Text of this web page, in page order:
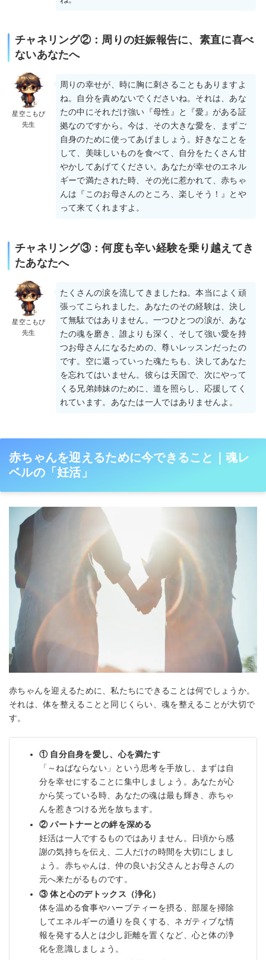
チャネリング②：周りの妊娠報告に、素直に喜べ
ないあなたへ
星空こもぴ
先生
周りの幸せが、時に胸に刺さることもありますよ
ね。自分を責めないでくださいね。それは、あな
たの中にそれだけ強い『母性』と『愛』がある証
拠なのですから。今は、その大きな愛を、まずご
自身のために使ってあげましょう。好きなことを
して、美味しいものを食べて、自分をたくさん甘
やかしてあげてください。あなたが幸せのエネル
ギーで満たされた時、その光に惹かれて、赤ちゃ
んは『このお母さんのところ、楽しそう！』とや
って来てくれますよ。
チャネリング③：何度も辛い経験を乗り越えてき
たあなたへ
星空こもぴ
先生
たくさんの涙を流してきましたね。本当によく頑
張ってこられました。あなたのその経験は、決し
て無駄ではありません。一つひとつの涙が、あな
たの魂を磨き、誰よりも深く、そして強い愛を持
つお母さんになるための、尊いレッスンだったの
です。空に還っていった魂たちも、決してあなた
を忘れてはいません。彼らは天国で、次にやって
くる兄弟姉妹のために、道を照らし、応援してく
れています。あなたは一人ではありませんよ。
赤ちゃんを迎えるために今できること｜魂レ
ベルの「妊活」
赤ちゃんを迎えるために、私たちにできることは何でしょうか。
それは、体を整えることと同じくらい、魂を整えることが大切で
す。
① 自分自身を愛し、心を満たす
「～ねばならない」という思考を手放し、まずは自
分を幸せにすることに集中しましょう。あなたが心
から笑っている時、あなたの魂は最も輝き、赤ちゃ
んを惹きつける光を放ちます。
② パートナーとの絆を深める
妊活は一人でするものではありません。日頃から感
謝の気持ちを伝え、二人だけの時間を大切にしまし
ょう。赤ちゃんは、仲の良いお父さんとお母さんの
元へ来たがるものです。
③ 体と心のデトックス（浄化）
体を温める食事やハーブティーを摂る、部屋を掃除
してエネルギーの通りを良くする、ネガティブな情
報を発する人とは少し距離を置くなど、心と体の浄
化を意識しましょう。